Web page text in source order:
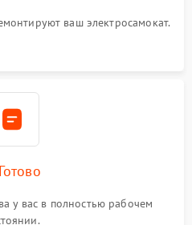
ваш электросамокат.
у вас в полностью рабочем